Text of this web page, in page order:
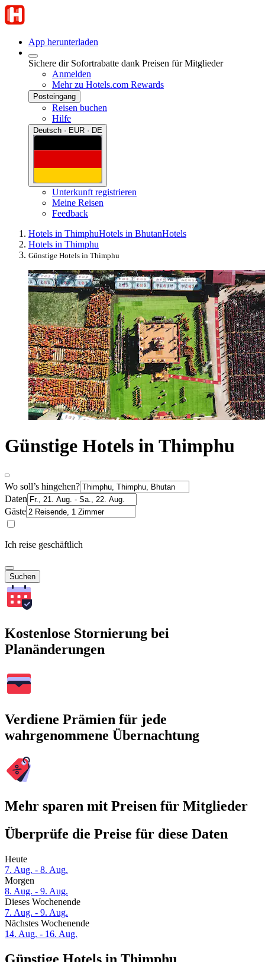
App herunterladen
Sichere dir Sofortrabatte dank Preisen für Mitglieder
Anmelden
Mehr zu Hotels.com Rewards
Posteingang
Reisen buchen
Hilfe
Deutsch · EUR · DE
Unterkunft registrieren
Meine Reisen
Feedback
Hotels in ThimphuHotels in BhutanHotels
Hotels in Thimphu
Günstige Hotels in Thimphu
Günstige Hotels in Thimphu
Wo soll’s hingehen?
Daten
Gäste
Ich reise geschäftlich
Suchen
Kostenlose Stornierung bei
Planänderungen
Verdiene Prämien für jede
wahrgenommene Übernachtung
Mehr sparen mit Preisen für Mitglieder
Überprüfe die Preise für diese Daten
Heute
7. Aug. - 8. Aug.
Morgen
8. Aug. - 9. Aug.
Dieses Wochenende
7. Aug. - 9. Aug.
Nächstes Wochenende
14. Aug. - 16. Aug.